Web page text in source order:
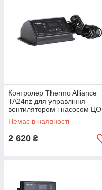
Контролер Thermo Alliance
TA24nz для управління
вентилятором і насосом ЦО
Немає в наявності
2 620 ₴